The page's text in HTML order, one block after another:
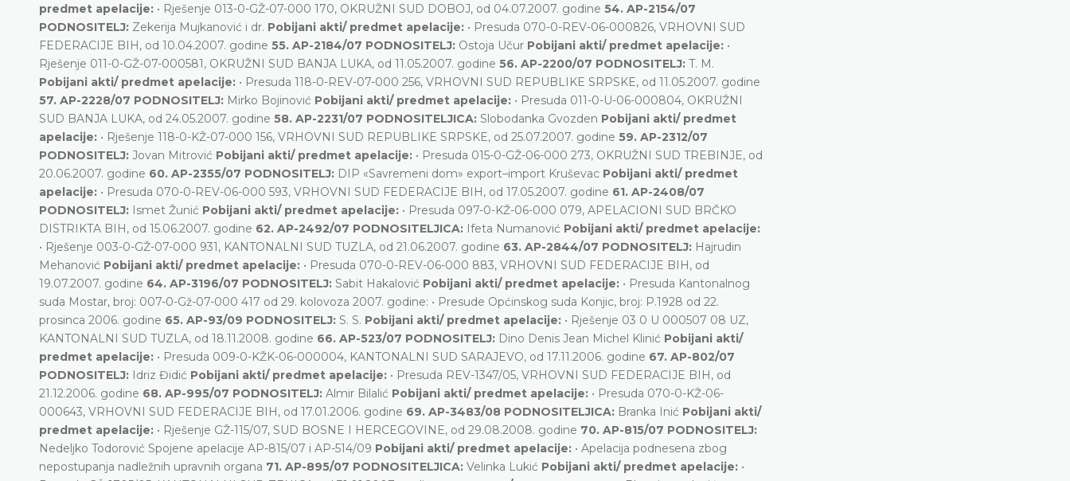
predmet apelacije: • Rješenje 013-0-GŽ-07-000 170, OKRUŽNI SUD DOBOJ, od 04.07.2007. godine 54. AP-2154/07
PODNOSITELJ: Zekerija Mujkanović i dr. Pobijani akti/ predmet apelacije: • Presuda 070-0-REV-06-000826, VRHOVNI SUD
FEDERACIJE BIH, od 10.04.2007. godine 55. AP-2184/07 PODNOSITELJ: Ostoja Učur Pobijani akti/ predmet apelacije: •
Rješenje 011-0-GŽ-07-000581, OKRUŽNI SUD BANJA LUKA, od 11.05.2007. godine 56. AP-2200/07 PODNOSITELJ: T. M.
Pobijani akti/ predmet apelacije: • Presuda 118-0-REV-07-000 256, VRHOVNI SUD REPUBLIKE SRPSKE, od 11.05.2007. godine
57. AP-2228/07 PODNOSITELJ: Mirko Bojinović Pobijani akti/ predmet apelacije: • Presuda 011-0-U-06-000804, OKRUŽNI
SUD BANJA LUKA, od 24.05.2007. godine 58. AP-2231/07 PODNOSITELJICA: Slobodanka Gvozden Pobijani akti/ predmet
apelacije: • Rješenje 118-0-KŽ-07-000 156, VRHOVNI SUD REPUBLIKE SRPSKE, od 25.07.2007. godine 59. AP-2312/07
PODNOSITELJ: Jovan Mitrović Pobijani akti/ predmet apelacije: • Presuda 015-0-GŽ-06-000 273, OKRUŽNI SUD TREBINJE, od
20.06.2007. godine 60. AP-2355/07 PODNOSITELJ: DIP «Savremeni dom» export–import Kruševac Pobijani akti/ predmet
apelacije: • Presuda 070-0-REV-06-000 593, VRHOVNI SUD FEDERACIJE BIH, od 17.05.2007. godine 61. AP-2408/07
PODNOSITELJ: Ismet Žunić Pobijani akti/ predmet apelacije: • Presuda 097-0-KŽ-06-000 079, APELACIONI SUD BRČKO
DISTRIKTA BIH, od 15.06.2007. godine 62. AP-2492/07 PODNOSITELJICA: Ifeta Numanović Pobijani akti/ predmet apelacije:
• Rješenje 003-0-GŽ-07-000 931, KANTONALNI SUD TUZLA, od 21.06.2007. godine 63. AP-2844/07 PODNOSITELJ: Hajrudin
Mehanović Pobijani akti/ predmet apelacije: • Presuda 070-0-REV-06-000 883, VRHOVNI SUD FEDERACIJE BIH, od
19.07.2007. godine 64. AP-3196/07 PODNOSITELJ: Sabit Hakalović Pobijani akti/ predmet apelacije: • Presuda Kantonalnog
suda Mostar, broj: 007-0-Gž-07-000 417 od 29. kolovoza 2007. godine: • Presude Općinskog suda Konjic, broj: P.1928 od 22.
prosinca 2006. godine 65. AP-93/09 PODNOSITELJ: S. S. Pobijani akti/ predmet apelacije: • Rješenje 03 0 U 000507 08 UZ,
KANTONALNI SUD TUZLA, od 18.11.2008. godine 66. AP-523/07 PODNOSITELJ: Dino Denis Jean Michel Klinić Pobijani akti/
predmet apelacije: • Presuda 009-0-KŽK-06-000004, KANTONALNI SUD SARAJEVO, od 17.11.2006. godine 67. AP-802/07
PODNOSITELJ: Idriz Đidić Pobijani akti/ predmet apelacije: • Presuda REV-1347/05, VRHOVNI SUD FEDERACIJE BIH, od
21.12.2006. godine 68. AP-995/07 PODNOSITELJ: Almir Bilalić Pobijani akti/ predmet apelacije: • Presuda 070-0-KŽ-06-
000643, VRHOVNI SUD FEDERACIJE BIH, od 17.01.2006. godine 69. AP-3483/08 PODNOSITELJICA: Branka Inić Pobijani akti/
predmet apelacije: • Rješenje GŽ-115/07, SUD BOSNE I HERCEGOVINE, od 29.08.2008. godine 70. AP-815/07 PODNOSITELJ:
Nedeljko Todorović Spojene apelacije AP-815/07 i AP-514/09 Pobijani akti/ predmet apelacije: • Apelacija podnesena zbog
nepostupanja nadležnih upravnih organa 71. AP-895/07 PODNOSITELJICA: Velinka Lukić Pobijani akti/ predmet apelacije: •